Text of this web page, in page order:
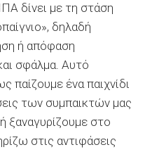
δίνει με τη στάση
δηλαδή
ή απόφαση
σφάλμα. Αυτό
παίζουμε ένα παιχνίδι
των συμπαικτών μας
ξαναγυρίζουμε στο
στις αντιφάσεις